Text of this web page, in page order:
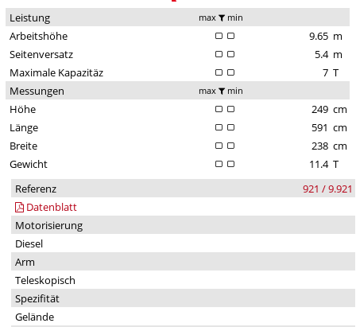
Leistung max min
Arbeitshöhe 9.65 m
Seitenversatz
5.4 m
Maximale Kapazitäz
7 T
Messungen
max min
Höhe 249 cm
Länge
591 cm
Breite
238 cm
Gewicht
11.4 T
Referenz
921 / 9.921
Datenblatt
Motorisierung
Diesel
Arm
Teleskopisch
Spezifität
Gelände